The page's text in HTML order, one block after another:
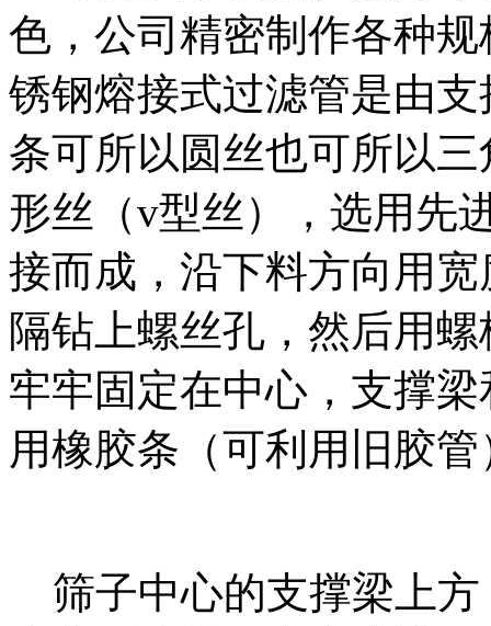
色，公司精密制作各种
锈钢熔接式过滤管是由
条可所以圆丝也可所以
形丝（v型丝），选用先
接而成，沿下料方向用
隔钻上螺丝孔，然后用
牢牢固定在中心，支撑
用橡胶条（可利用旧胶
筛子中心的支撑梁上方